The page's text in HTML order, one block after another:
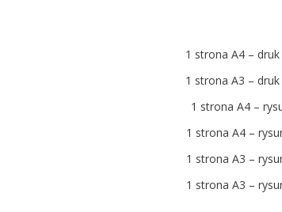
1 strona
1 strona
1 strona A4
1 strona
1 strona A3
1 strona